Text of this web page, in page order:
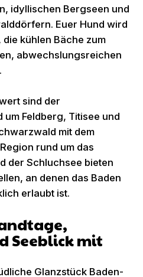
idyllischen Bergseen und
Euer Hund wird
kühlen Bäche zum
abwechslungsreichen
sind der
Feldberg, Titisee und
mit dem
rund um das
der Schluchsee bieten
an denen das Baden
erlaubt ist.
Seeblick mit
Glanzstück Baden-